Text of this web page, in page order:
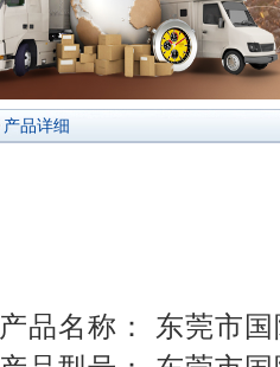
产品详细
产品名称： 东莞市